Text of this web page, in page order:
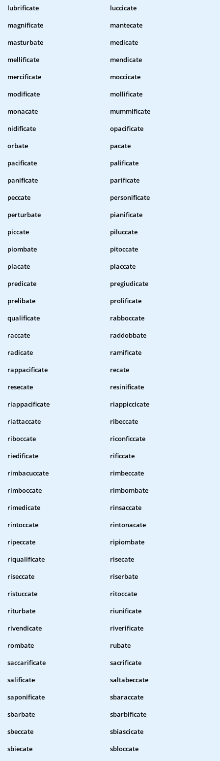
lubrificate
luccicate
magnificate
mantecate
masturbate
medicate
mellificate
mendicate
mercificate
moccicate
modificate
mollificate
monacate
mummificate
nidificate
opacificate
orbate
pacate
pacificate
palificate
panificate
parificate
peccate
personificate
perturbate
pianificate
piccate
piluccate
piombate
pitoccate
placate
placcate
predicate
pregiudicate
prelibate
prolificate
qualificate
rabboccate
raccate
raddobbate
radicate
ramificate
rappacificate
recate
resecate
resinificate
riappacificate
riappiccicate
riattaccate
ribeccate
riboccate
riconficcate
riedificate
rificcate
rimbacuccate
rimbeccate
rimboccate
rimbombate
rimedicate
rinsaccate
rintoccate
rintonacate
ripeccate
ripiombate
riqualificate
risecate
riseccate
riserbate
ristuccate
ritoccate
riturbate
riunificate
rivendicate
riverificate
rombate
rubate
saccarificate
sacrificate
salificate
saltabeccate
saponificate
sbaraccate
sbarbate
sbarbificate
sbeccate
sbiascicate
sbiecate
sbloccate